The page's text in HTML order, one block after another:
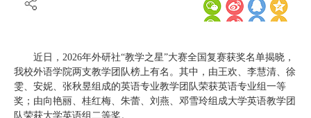
近日，2026年外研社“教学之星”大赛全国复赛获奖名单揭晓，
我校外语学院两支教学团队榜上有名。其中，由王欢、李慧清、徐
雯、安妮、张秋昱组成的英语专业教学团队荣获英语专业组一等
奖；由向艳丽、桂红梅、朱蕾、刘燕、邓雪玲组成大学英语教学团
队荣获大学英语组二等奖。